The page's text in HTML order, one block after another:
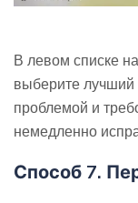
В левом списке
выберите лучший
проблемой и
немедленно
Способ 7.